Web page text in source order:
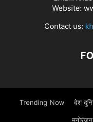
Website:
Contact us:
Trending Now देश
मनोरंजन